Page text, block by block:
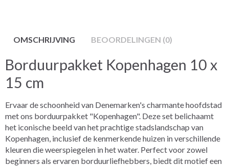
OMSCHRIJVING BEOORDELINGEN (0)
Borduurpakket Kopenhagen 10 x
15 cm
Ervaar de schoonheid van Denemarken's charmante hoofdstad
met ons borduurpakket "Kopenhagen". Deze set belichaamt
het iconische beeld van het prachtige stadslandschap van
Kopenhagen, inclusief de kenmerkende huizen in verschillende
kleuren die weerspiegelen in het water. Perfect voor zowel
beginners als ervaren borduurliefhebbers, biedt dit motief een